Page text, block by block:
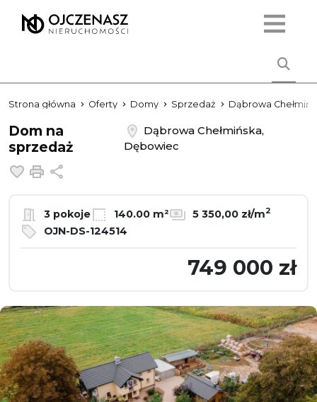
Strona główna Oferty Domy Sprzedaż Dąbrowa
Dom na
sprzedaż
Dąbrowa Chełmińska,
Dębowiec
Dodaj do ulubionych
Drukuj
3 pokoje 140.00 m² 5 350,00 zł/m2
OJN-DS-124514
749 000 zł